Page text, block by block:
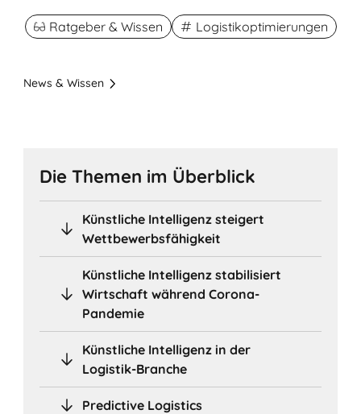
Ratgeber & Wissen Logistikoptimierungen
News & Wissen
Die Themen im Überblick
Künstliche Intelligenz steigert
Wettbewerbsfähigkeit
Künstliche Intelligenz stabilisiert
Wirtschaft während Corona-
Pandemie
Künstliche Intelligenz in der
Logistik-Branche
Predictive Logistics